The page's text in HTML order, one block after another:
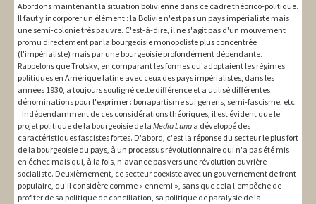
Abordons maintenant la situation bolivienne dans ce cadre théorico-politique.
Il faut y incorporer un élément : la Bolivie n'est pas un pays impérialiste mais
une semi-colonie très pauvre. C'est-à-dire, il ne s'agit pas d'un mouvement
promu directement par la bourgeoisie monopoliste plus concentrée
(l'impérialiste) mais par une bourgeoisie profondément dépendante.
Rappelons que Trotsky, en comparant les formes qu'adoptaient les régimes
politiques en Amérique latine avec ceux des pays impérialistes, dans les
années 1930, a toujours souligné cette différence et a utilisé différentes
dénominations pour l'exprimer : bonapartisme sui generis, semi-fascisme, etc.
Indépendamment de ces considérations théoriques, il est évident que le
projet politique de la bourgeoisie de la Media Luna a développé des
caractéristiques fascistes fortes. D'abord, c'est la réponse du secteur le plus fort
de la bourgeoisie du pays, à un processus révolutionnaire qui n'a pas été mis
en échec mais qui, à la fois, n'avance pas vers une révolution ouvrière
socialiste. Deuxièmement, ce secteur coexiste avec un gouvernement de front
populaire, qu'il considère comme « ennemi », sans que cela l'empêche de
profiter de sa politique de conciliation, sa politique de paralysie de la